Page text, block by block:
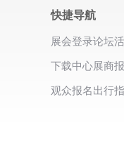
快捷导航
展会登录论坛
下载中心展商
观众报名出行